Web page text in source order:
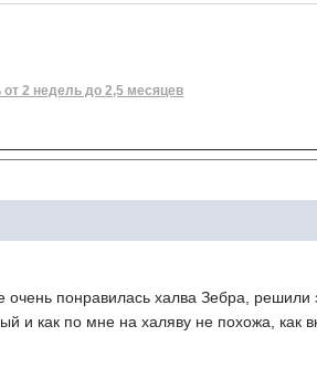
2 недель до 2,5 месяцев
понравилась халва Зебра, решили
и как по мне на халяву не похожа, как